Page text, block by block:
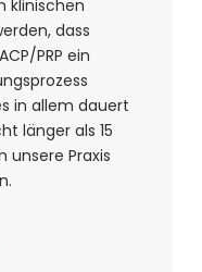
klinischen
dass
PRP ein
in allem dauert
länger als 15
unsere Praxis